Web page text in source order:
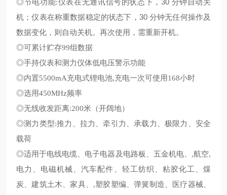
◎节电功能:仪表在无通讯信号的状态下，30 分钟自动关
机 ；仪表在称重数据稳定的状态下，30 分钟无任何操作及
数据变化，则自动关机。再次使用，需重新开机。
◎可累计贮存99组数据
◎手持仪表和测力仪体低电压警示功能
◎内置5500mA充电式锂电池,充电一次可使用168小时
◎选用450MHz频率
◎无线收发距离:200米 （开阔地）
◎测力类型:推力、拉力、牵引力、承载力、极限力、安全
载荷
◎适用于电线电缆、电子电器及电路板、五金机电、 ,航空,
电力、电磁机械、汽车配件、轻工纺织、粘胶化工、煤
炭、建筑土木、家具、 ,塑胶塑编、弹簧制造、医疗器械、